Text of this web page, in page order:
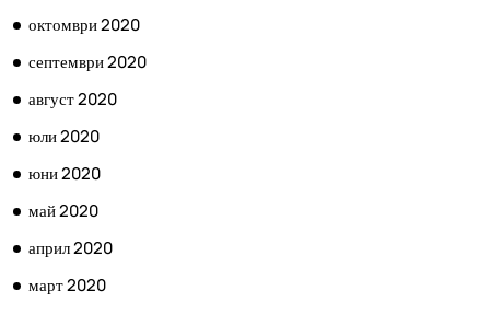
октомври 2020
септември 2020
август 2020
юли 2020
юни 2020
май 2020
април 2020
март 2020